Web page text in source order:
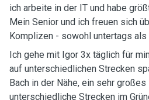
ich arbeite in der IT und habe
Mein Senior und ich freuen sich
Komplizen - sowohl untertags als
Ich gehe mit Igor 3x täglich für
auf unterschiedlichen Strecken
Bach in der Nähe, ein sehr
unterschiedliche Strecken im